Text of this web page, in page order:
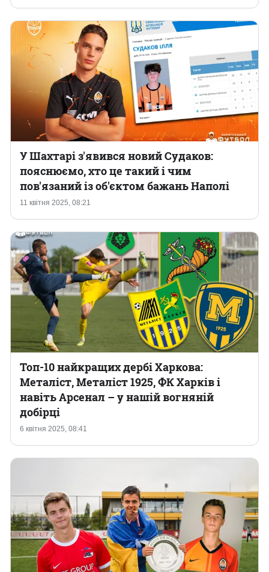
11 квітня 2025, 08:21
У Шахтарі з'явився новий Судаков:
пояснюємо, хто це такий і чим
пов'язаний із об'єктом бажань Наполі
6 квітня 2025, 08:41
Топ-10 найкращих дербі Харкова:
Металіст, Металіст 1925, ФК Харків і
навіть Арсенал – у нашій вогняній
добірці